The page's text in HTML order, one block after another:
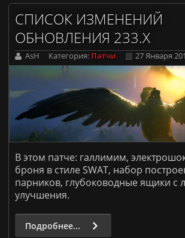
СПИСОК ИЗМЕНЕНИЙ
ОБНОВЛЕНИЯ 233.X
AsH Категория: Патчи 27 Января
В этом патче: галлимим,
броня в стиле SWAT, набор
парников, глубоководные ящики с
улучшения.
Подробнее...